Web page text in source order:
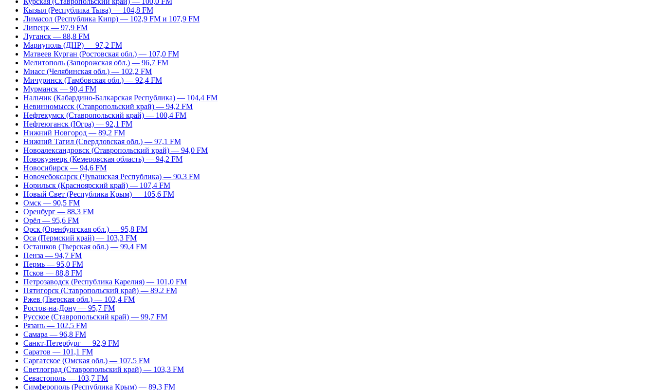
Кызыл (Республика Тыва) — 104,8 FM
Лимасол (Республика Кипр) — 102,9 FM и 107,9 FM
Липецк — 97,9 FM
Луганск — 88,8 FM
Мариуполь (ДНР) — 97,2 FM
Матвеев Курган (Ростовская обл.) — 107,0 FM
Мелитополь (Запорожская обл.) — 96,7 FM
Миасс (Челябинская обл.) — 102,2 FM
Мичуринск (Тамбовская обл.) — 92,4 FM
Мурманск — 90,4 FM
Нальчик (Кабардино-Балкарская Республика) — 104,4 FM
Невинномысск (Ставропольский край) — 94,2 FM
Нефтекумск (Ставропольский край) — 100,4 FM
Нефтеюганск (Югра) — 92,1 FM
Нижний Новгород — 89,2 FM
Нижний Тагил (Свердловская обл.) — 97,1 FM
Новоалександровск (Ставропольский край) — 94,0 FM
Новокузнецк (Кемеровская область) — 94,2 FM
Новосибирск — 94,6 FM
Новочебоксарск (Чувашская Республика) — 90,3 FM
Норильск (Красноярский край) — 107,4 FM
Новый Свет (Республика Крым) — 105,6 FM
Омск — 90,5 FM
Оренбург — 88,3 FM
Орёл — 95,6 FM
Орск (Оренбургская обл.) — 95,8 FM
Оса (Пермский край) — 103,3 FM
Осташков (Тверская обл.) — 99,4 FM
Пенза — 94,7 FM
Пермь — 95,0 FM
Псков — 88,8 FM
Петрозаводск (Республика Карелия) — 101,0 FM
Пятигорск (Ставропольский край) — 89,2 FM
Ржев (Тверская обл.) — 102,4 FM
Ростов-на-Дону — 95,7 FM
Русское (Ставропольский край) — 99,7 FM
Рязань — 102,5 FM
Самара — 96,8 FM
Санкт-Петербург — 92,9 FM
Саратов — 101,1 FM
Саргатское (Омская обл.) — 107,5 FM
Светлоград (Ставропольский край) — 103,3 FM
Севастополь — 103,7 FM
Симферополь (Республика Крым) — 89,3 FM